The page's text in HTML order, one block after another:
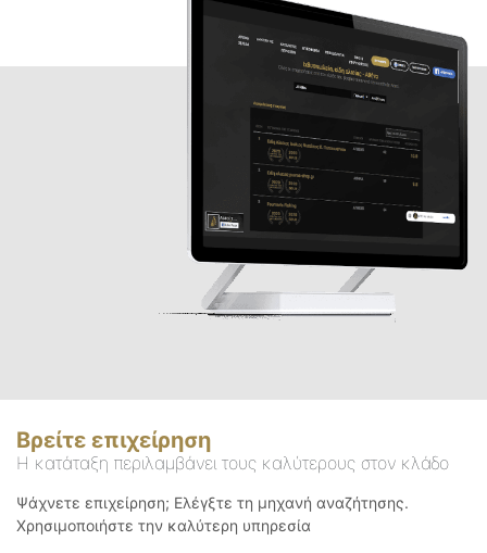
Βρείτε επιχείρηση
Η κατάταξη περιλαμβάνει τους καλύτερους στον κλάδο
Ψάχνετε επιχείρηση; Ελέγξτε τη μηχανή αναζήτησης.
Χρησιμοποιήστε την καλύτερη υπηρεσία